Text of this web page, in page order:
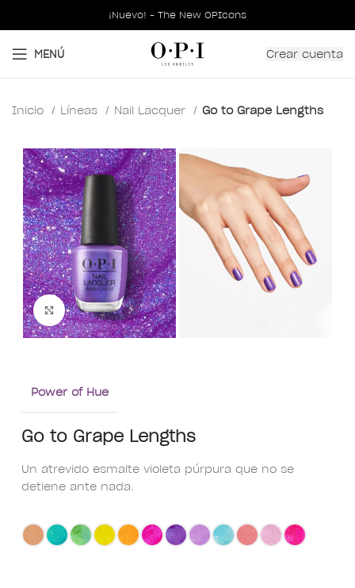
¡Nuevo! - The New OPIcons
MENÚ Crear cuenta
Inicio Líneas Nail Lacquer Go to Grape Lengths
Clic para ampliar
Power of Hue
Go to Grape Lengths
Un atrevido esmalte violeta púrpura que no se
detiene ante nada.